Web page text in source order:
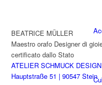
BEATRICE MÜLLER
Maestro orafo Designer di
certificato dallo Stato
ATELIER SCHMUCK
Hauptstraße 51 | 90547 Stein